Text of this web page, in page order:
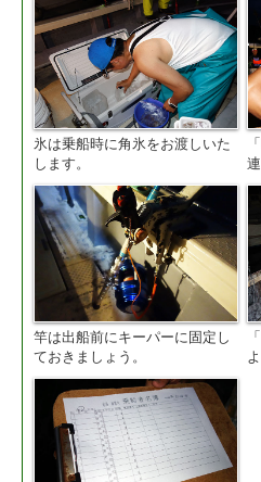
氷は乗船時に角氷をお渡しいた
します。
竿は出船前にキーパーに固定し
ておきましょう。